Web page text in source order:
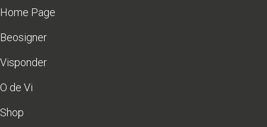
Home Page
Beosigner
Visponder
O de Vi
Shop